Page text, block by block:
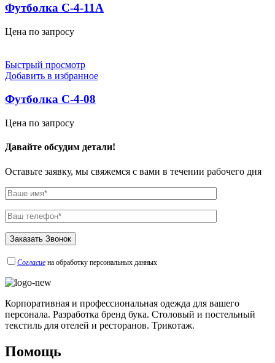
Футболка С-4-11А
Цена по запросу
Быстрый просмотр
Добавить в избранное
Футболка С-4-08
Цена по запросу
Давайте обсудим детали!
Оставьте заявку, мы свяжемся с вами в течении рабочего дня
Согласие на обработку персональных данных
Корпоративная и профессиональная одежда для вашего
персонала. Разработка бренд бука. Столовый и постельный
текстиль для отелей и ресторанов. Трикотаж.
Помощь